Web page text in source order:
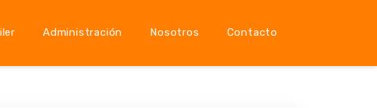
Administración Nosotros Contacto